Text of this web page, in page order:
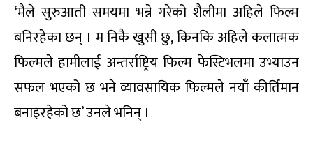
‘मैले सुरुआती समयमा भन्ने गरेको शैलीमा अहिले फिल्म
बनिरहेका छन् । म निकै खुसी छु, किनकि अहिले कलात्मक
फिल्मले हामीलाई अन्तर्राष्ट्रिय फिल्म फेस्टिभलमा उभ्याउन
सफल भएको छ भने व्यावसायिक फिल्मले नयाँ कीर्तिमान
बनाइरहेको छ’ उनले भनिन् ।